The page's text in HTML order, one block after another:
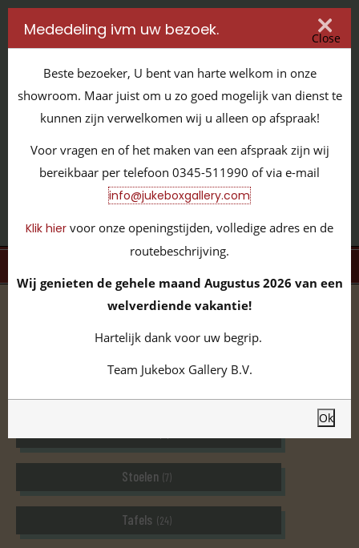
IT'S ALL ABOUT JUKEBOXES
GILDENSTRAAT 32 / 4143 HS LEERDAM / TEL:
0345 - 511990
INFO@JUKEBOXGALLERY.COM
volledige collectie / BelAir Meubels
Barkrukken
Stoelen (7)
Tafels (24)
Mededeling ivm uw bezoek. Close
Beste bezoeker, U bent van harte welkom in onze
showroom. Maar juist om u zo goed mogelijk van dienst te
kunnen zijn verwelkomen wij u alleen op afspraak!
Voor vragen en of het maken van een afspraak zijn wij
bereikbaar per telefoon 0345-511990 of via e-mail
info@jukeboxgallery.com
Klik hier voor onze openingstijden, volledige adres en de
routebeschrijving.
Wij genieten de gehele maand Augustus 2026 van een
welverdiende vakantie!
Hartelijk dank voor uw begrip.
Team Jukebox Gallery B.V.
Ok